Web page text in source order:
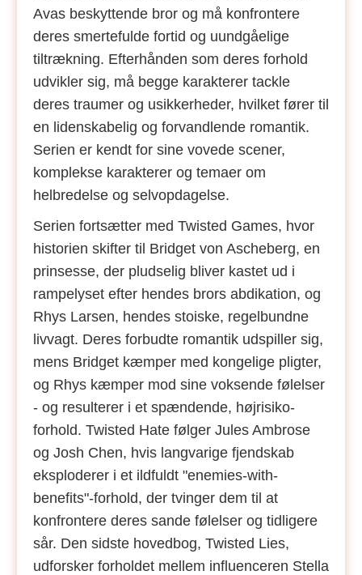
Avas beskyttende bror og må konfrontere
deres smertefulde fortid og uundgåelige
tiltrækning. Efterhånden som deres forhold
udvikler sig, må begge karakterer tackle
deres traumer og usikkerheder, hvilket fører til
en lidenskabelig og forvandlende romantik.
Serien er kendt for sine vovede scener,
komplekse karakterer og temaer om
helbredelse og selvopdagelse.
Serien fortsætter med Twisted Games, hvor
historien skifter til Bridget von Ascheberg, en
prinsesse, der pludselig bliver kastet ud i
rampelyset efter hendes brors abdikation, og
Rhys Larsen, hendes stoiske, regelbundne
livvagt. Deres forbudte romantik udspiller sig,
mens Bridget kæmper med kongelige pligter,
og Rhys kæmper mod sine voksende følelser
- og resulterer i et spændende, højrisiko-
forhold. Twisted Hate følger Jules Ambrose
og Josh Chen, hvis langvarige fjendskab
eksploderer i et ildfuldt "enemies-with-
benefits"-forhold, der tvinger dem til at
konfrontere deres sande følelser og tidligere
sår. Den sidste hovedbog, Twisted Lies,
udforsker forholdet mellem influenceren Stella